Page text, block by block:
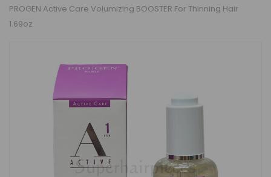
4.6
(485 reseñas)
PROGEN Active Care Volumizing BOOSTER For Thinning Hair
1.69oz